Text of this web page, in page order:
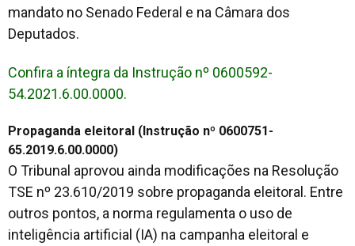
mandato no Senado Federal e na Câmara dos
Deputados.
Confira a íntegra da Instrução nº 0600592-
54.2021.6.00.0000.
Propaganda eleitoral (Instrução nº 0600751-
65.2019.6.00.0000)
O Tribunal aprovou ainda modificações na Resolução
TSE nº 23.610/2019 sobre propaganda eleitoral. Entre
outros pontos, a norma regulamenta o uso de
inteligência artificial (IA) na campanha eleitoral e